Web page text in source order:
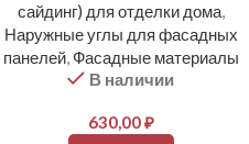
сайдинг) для отделки дома,
Наружные углы для фасадных
панелей, Фасадные материалы
В наличии
630,00₽